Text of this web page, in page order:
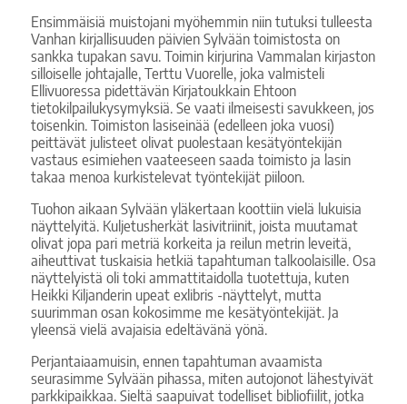
Ensimmäisiä muistojani myöhemmin niin tutuksi tulleesta
Vanhan kirjallisuuden päivien Sylvään toimistosta on
sankka tupakan savu. Toimin kirjurina Vammalan kirjaston
silloiselle johtajalle, Terttu Vuorelle, joka valmisteli
Ellivuoressa pidettävän Kirjatoukkain Ehtoon
tietokilpailukysymyksiä. Se vaati ilmeisesti savukkeen, jos
toisenkin. Toimiston lasiseinää (edelleen joka vuosi)
peittävät julisteet olivat puolestaan kesätyöntekijän
vastaus esimiehen vaateeseen saada toimisto ja lasin
takaa menoa kurkistelevat työntekijät piiloon.
Tuohon aikaan Sylvään yläkertaan koottiin vielä lukuisia
näyttelyitä. Kuljetusherkät lasivitriinit, joista muutamat
olivat jopa pari metriä korkeita ja reilun metrin leveitä,
aiheuttivat tuskaisia hetkiä tapahtuman talkoolaisille. Osa
näyttelyistä oli toki ammattitaidolla tuotettuja, kuten
Heikki Kiljanderin upeat exlibris -näyttelyt, mutta
suurimman osan kokosimme me kesätyöntekijät. Ja
yleensä vielä avajaisia edeltävänä yönä.
Perjantaiaamuisin, ennen tapahtuman avaamista
seurasimme Sylvään pihassa, miten autojonot lähestyivät
parkkipaikkaa. Sieltä saapuivat todelliset bibliofiilit, jotka